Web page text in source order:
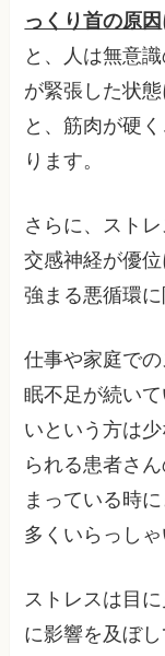
っくり首の原因
と、人は無意
が緊張した状
と、筋肉が硬
ります。
さらに、スト
交感神経が優
強まる悪循環に
仕事や家庭で
眠不足が続い
いという方は
られる患者さ
まっている時
多くいらっしゃ
ストレスは目
に影響を及ぼ